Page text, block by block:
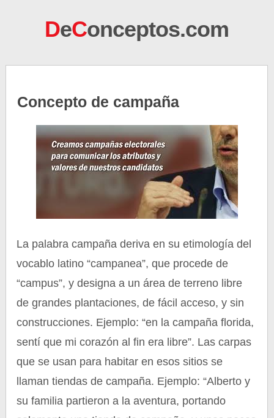
DeConceptos.com
Concepto de campaña
La palabra campaña deriva en su etimología del
vocablo latino “campanea”, que procede de
“campus”, y designa a un área de terreno libre
de grandes plantaciones, de fácil acceso, y sin
construcciones. Ejemplo: “en la campaña florida,
sentí que mi corazón al fin era libre”. Las carpas
que se usan para habitar en esos sitios se
llaman tiendas de campaña. Ejemplo: “Alberto y
su familia partieron a la aventura, portando